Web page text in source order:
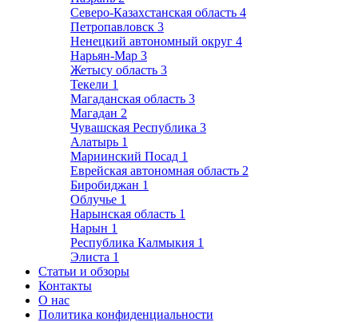
Северо-Казахстанская область 4
Петропавловск 3
Ненецкий автономный округ 4
Нарьян-Мар 3
Жетысу область 3
Текели 1
Магаданская область 3
Магадан 2
Чувашская Республика 3
Алатырь 1
Мариинский Посад 1
Еврейская автономная область 2
Биробиджан 1
Облучье 1
Нарынская область 1
Нарын 1
Республика Калмыкия 1
Элиста 1
Статьи и обзоры
Контакты
О нас
Политика конфиденциальности